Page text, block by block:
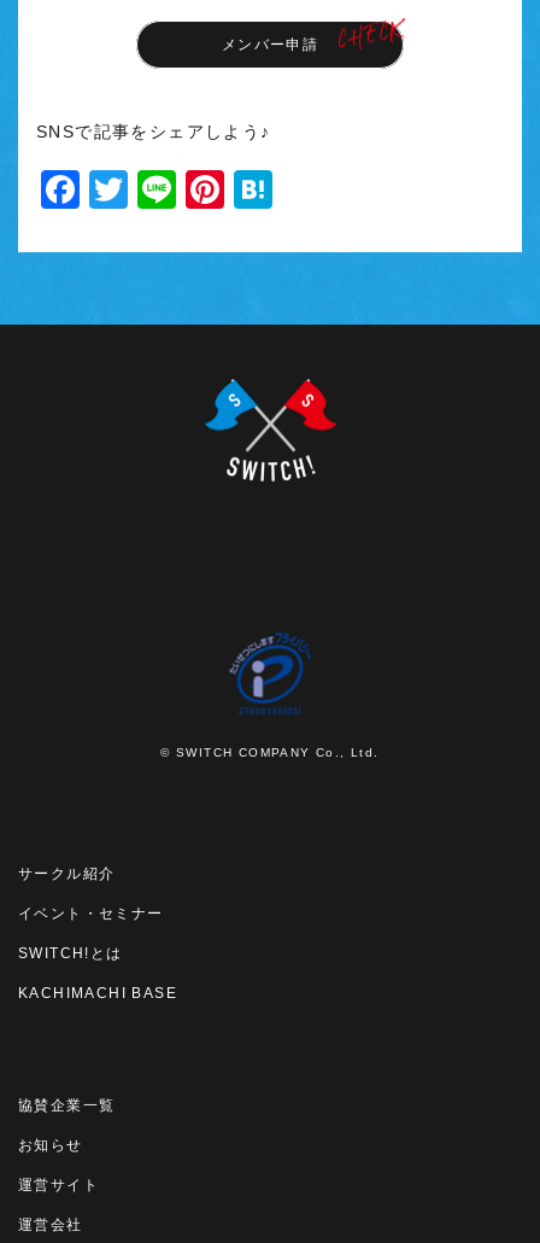
メンバー申請
SNSで記事をシェアしよう♪
Facebook
Twitter
LinePinterest
© SWITCH COMPANY Co., Ltd.
サークル紹介
イベント・セミナー
SWITCH!とは
KACHIMACHI BASE
協賛企業一覧
お知らせ
運営サイト
運営会社